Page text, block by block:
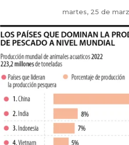
martes, 25 de